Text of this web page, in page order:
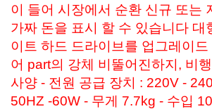
이 들어 시장에서 순환 신규 또는
가짜 돈을 표시 할 수 있습니다 대
이트 하드 드라이브를 업그레이드
어 part의 강체 비뚤어진하지, 비
사양 - 전원 공급 장치 : 220V -
50HZ -60W - 무게 7.7kg - 수입